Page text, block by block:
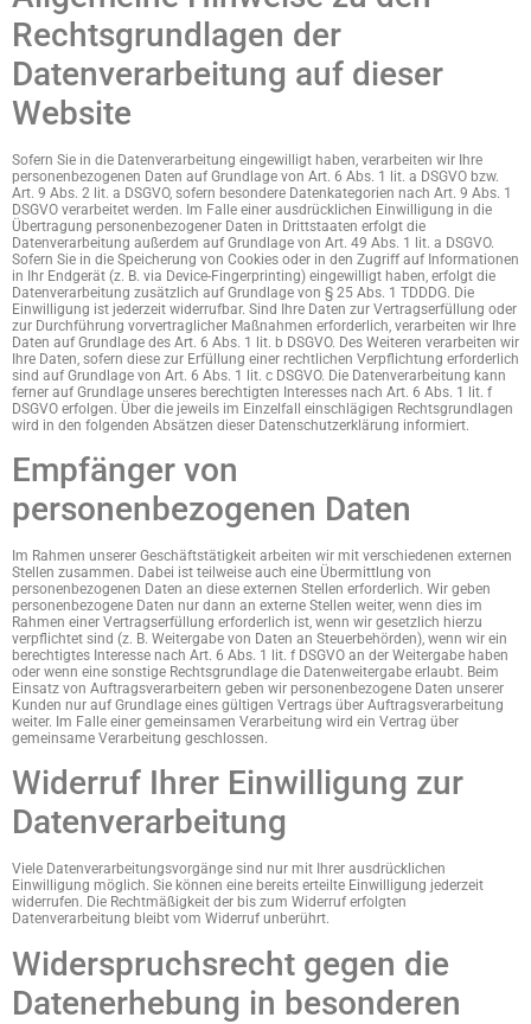
Rechtsgrundlagen der
Datenverarbeitung auf dieser
Website
Sofern Sie in die Datenverarbeitung eingewilligt haben, verarbeiten wir Ihre
personenbezogenen Daten auf Grundlage von Art. 6 Abs. 1 lit. a DSGVO bzw.
Art. 9 Abs. 2 lit. a DSGVO, sofern besondere Datenkategorien nach Art. 9 Abs. 1
DSGVO verarbeitet werden. Im Falle einer ausdrücklichen Einwilligung in die
Übertragung personenbezogener Daten in Drittstaaten erfolgt die
Datenverarbeitung außerdem auf Grundlage von Art. 49 Abs. 1 lit. a DSGVO.
Sofern Sie in die Speicherung von Cookies oder in den Zugriff auf Informationen
in Ihr Endgerät (z. B. via Device-Fingerprinting) eingewilligt haben, erfolgt die
Datenverarbeitung zusätzlich auf Grundlage von § 25 Abs. 1 TDDDG. Die
Einwilligung ist jederzeit widerrufbar. Sind Ihre Daten zur Vertragserfüllung oder
zur Durchführung vorvertraglicher Maßnahmen erforderlich, verarbeiten wir Ihre
Daten auf Grundlage des Art. 6 Abs. 1 lit. b DSGVO. Des Weiteren verarbeiten wir
Ihre Daten, sofern diese zur Erfüllung einer rechtlichen Verpflichtung erforderlich
sind auf Grundlage von Art. 6 Abs. 1 lit. c DSGVO. Die Datenverarbeitung kann
ferner auf Grundlage unseres berechtigten Interesses nach Art. 6 Abs. 1 lit. f
DSGVO erfolgen. Über die jeweils im Einzelfall einschlägigen Rechtsgrundlagen
wird in den folgenden Absätzen dieser Datenschutzerklärung informiert.
Empfänger von
personenbezogenen Daten
Im Rahmen unserer Geschäftstätigkeit arbeiten wir mit verschiedenen externen
Stellen zusammen. Dabei ist teilweise auch eine Übermittlung von
personenbezogenen Daten an diese externen Stellen erforderlich. Wir geben
personenbezogene Daten nur dann an externe Stellen weiter, wenn dies im
Rahmen einer Vertragserfüllung erforderlich ist, wenn wir gesetzlich hierzu
verpflichtet sind (z. B. Weitergabe von Daten an Steuerbehörden), wenn wir ein
berechtigtes Interesse nach Art. 6 Abs. 1 lit. f DSGVO an der Weitergabe haben
oder wenn eine sonstige Rechtsgrundlage die Datenweitergabe erlaubt. Beim
Einsatz von Auftragsverarbeitern geben wir personenbezogene Daten unserer
Kunden nur auf Grundlage eines gültigen Vertrags über Auftragsverarbeitung
weiter. Im Falle einer gemeinsamen Verarbeitung wird ein Vertrag über
gemeinsame Verarbeitung geschlossen.
Widerruf Ihrer Einwilligung zur
Datenverarbeitung
Viele Datenverarbeitungsvorgänge sind nur mit Ihrer ausdrücklichen
Einwilligung möglich. Sie können eine bereits erteilte Einwilligung jederzeit
widerrufen. Die Rechtmäßigkeit der bis zum Widerruf erfolgten
Datenverarbeitung bleibt vom Widerruf unberührt.
Widerspruchsrecht gegen die
Datenerhebung in besonderen